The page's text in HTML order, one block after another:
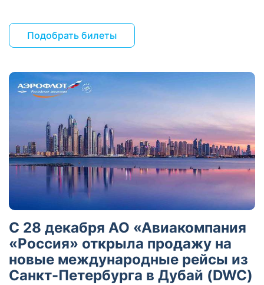
Подобрать билеты
С 28 декабря АО «Авиакомпания
«Россия» открыла продажу на
новые международные рейсы из
Санкт-Петербурга в Дубай (DWC)